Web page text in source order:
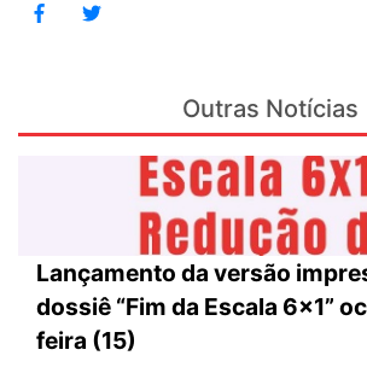
Outras Notícias
Lançamento da versão
dossiê “Fim da Escala 6×1”
feira (15)